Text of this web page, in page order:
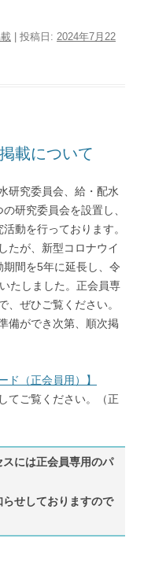
| 投稿日: 2024年7月22
載について
研究委員会、給・配水
研究委員会を設置し、
動を行っております。
たが、新型コロナウイ
間を5年に延長し、令
たしました。正会員専
、ぜひご覧ください。
備ができ次第、順次掲
ド（正会員用）】
てご覧ください。（正
には正会員専用のパ
せしておりますので